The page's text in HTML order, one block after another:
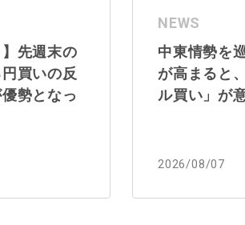
】先週末の
買いの反
勢となっ
NEWS
中東情勢を
が高まると
ル買い」が
2026/08/07